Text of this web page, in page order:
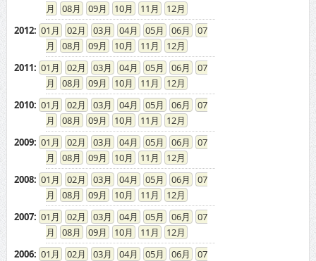
08
09 10 11
12
2012: 01 02 03 04 05 06
07
08
09 10 11
12
2011: 01 02 03 04 05 06
07
08
09 10 11
12
2010: 01 02 03 04 05 06
07
08
09 10 11
12
2009: 01 02 03 04 05 06
07
08
09 10 11
12
2008: 01 02 03 04 05 06
07
08
09 10 11
12
2007: 01 02 03 04 05 06
07
08
09 10 11
12
2006: 01 02 03 04 05 06
07